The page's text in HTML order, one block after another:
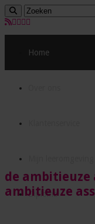
Home
Diploma
de ambitieuze
ambitieuze